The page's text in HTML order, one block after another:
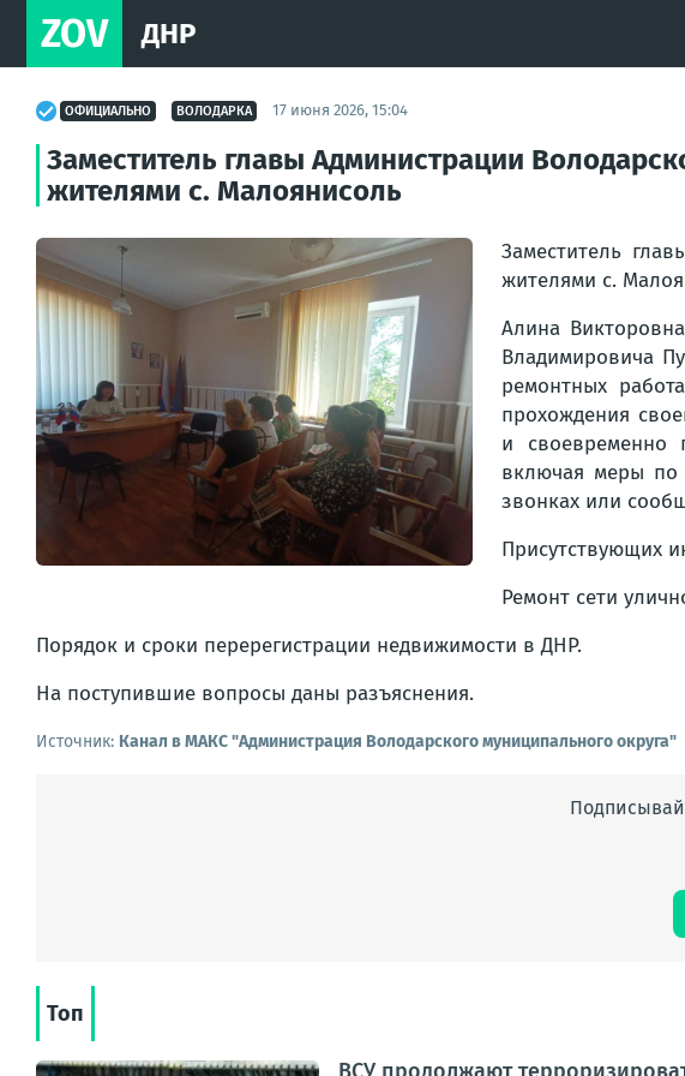
ZOV ДНР
ОФИЦИАЛЬНО ВОЛОДАРКА 17 июня 2026, 15:04
Заместитель главы Администрации
жителями с. Малоянисоль
Заместитель
жителями с.
Алина
Владимировича
ремонтных
прохождения
и своевременно
включая меры по
звонках или
Присутствующих
Ремонт сети
Порядок и сроки перерегистрации недвижимости в ДНР.
На поступившие вопросы даны разъяснения.
Источник: Канал в МАКС "Администрация Володарского муниципального округа"
Топ